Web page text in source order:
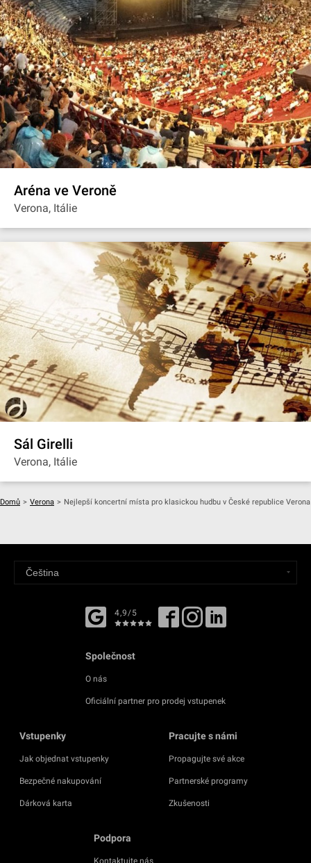
Aréna ve Veroně
Verona, Itálie
Sál Girelli
Verona, Itálie
Domů > Verona > Nejlepší koncertní místa pro klasickou hudbu v České republice Verona
4,9/5
Společnost
O nás
Oficiální partner pro prodej vstupenek
Vstupenky
Jak objednat vstupenky
Bezpečné nakupování
Dárková karta
Pracujte s námi
Propagujte své akce
Partnerské programy
Zkušenosti
Podpora
Kontaktujte nás